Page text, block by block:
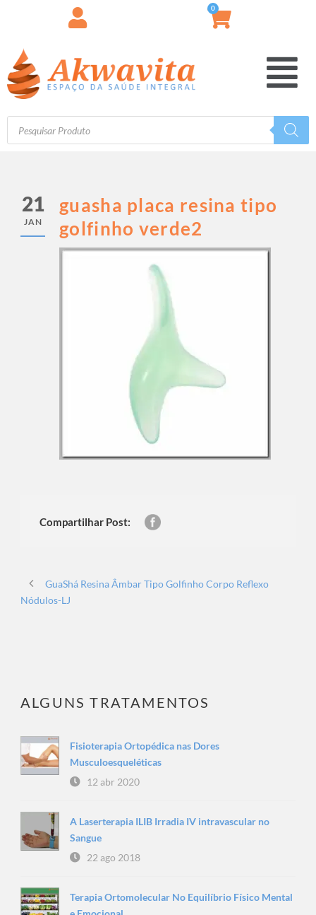
0
21
JAN
guasha placa resina tipo
golfinho verde2
Compartilhar Post:
GuaShá Resina Âmbar Tipo Golfinho Corpo Reflexo
Nódulos-LJ
ALGUNS TRATAMENTOS
Fisioterapia Ortopédica nas Dores
Musculoesqueléticas
12 abr 2020
A Laserterapia ILIB Irradia IV intravascular no
Sangue
22 ago 2018
Terapia Ortomolecular No Equilíbrio Físico Mental